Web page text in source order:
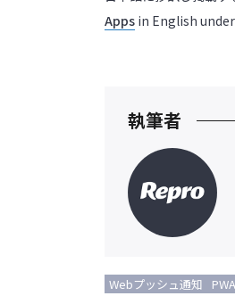
Apps in English
執筆者
Webプッシュ通知 PWA